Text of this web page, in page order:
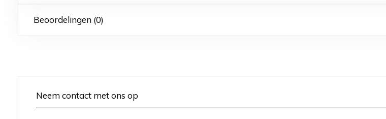
Beoordelingen (0)
Neem contact met ons op